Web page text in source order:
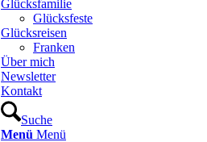
Glücksfamilie
Glücksfeste
Glücksreisen
Franken
Über mich
Newsletter
Kontakt
Suche
Menü Menü